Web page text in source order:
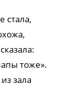
стала,
тоже».
зала